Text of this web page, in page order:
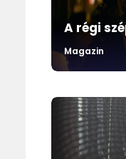
A régi
Magazin